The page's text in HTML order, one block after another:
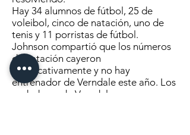
Hay 34 alumnos de fútbol, 25 de
voleibol, cinco de natación, uno de
tenis y 11 porristas de fútbol.
Johnson compartió que los números
de natación cayeron
significativamente y no hay
entrenador de Verndale este año. Los
nadadores de Verndale son en su